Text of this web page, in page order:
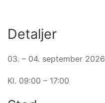
Detaljer
03. – 04. september 2026
Kl. 09:00 – 17:00